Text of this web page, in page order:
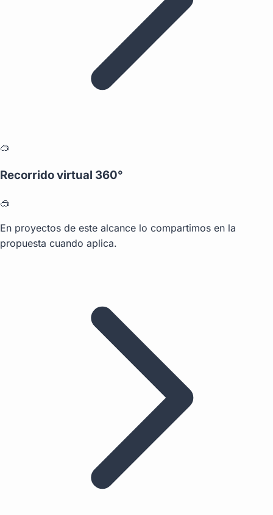
🥽
Recorrido virtual 360°
🥽
En proyectos de este alcance lo compartimos en la
propuesta cuando aplica.